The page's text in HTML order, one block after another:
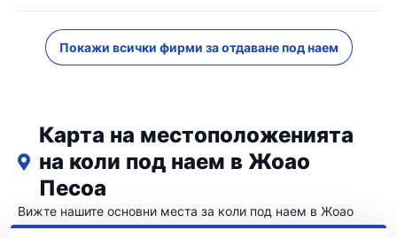
Покажи всички фирми за отдаване под наем
Карта на местоположенията
на коли под наем в Жоао
Песоа
Вижте нашите основни места за коли под наем в Жоао
Песоа